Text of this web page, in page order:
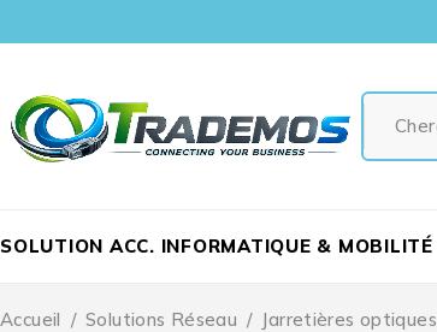
SOLUTION ACC. INFORMATIQUE & MOBILITÉ
Accueil / Solutions Réseau / Jarretières optiques